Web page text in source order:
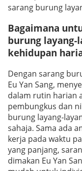
sarang burung
Bagaimana
burung layang-
kehidupan
Dengan sarang
Eu Yan Sang,
dalam rutin harian
pembungkus dan
burung layang-
sahaja. Sama ada
kerja pada waktu
yang panjang,
dimakan Eu Yan